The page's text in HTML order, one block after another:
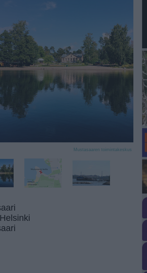
Mustasaaren toimintakeskus